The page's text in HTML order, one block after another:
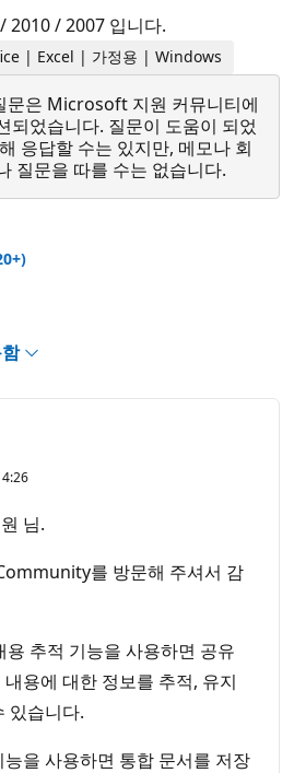
2010 / 2007 입니다.
| Excel | 가정용 | Windows
문은 Microsoft 지원 커뮤니티에
되었습니다. 질문이 도움이 되었
응답할 수는 있지만, 메모나 회
질문을 따를 수는 없습니다.
님.
를 방문해 주셔서 감
용 추적 기능을 사용하면 공유
용에 대한 정보를 추적, 유지
있습니다.
능을 사용하면 통합 문서를 저장